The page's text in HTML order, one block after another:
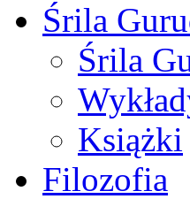
Śrila
Śrila
Książki
Filozofia